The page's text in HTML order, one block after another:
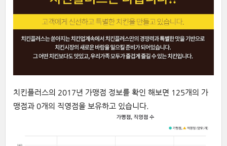
치킨플러스의 2017년 가맹점 정보를 확인 해보면 125개의 가
맹점과 0개의 직영점을 보유하고 있습니다.